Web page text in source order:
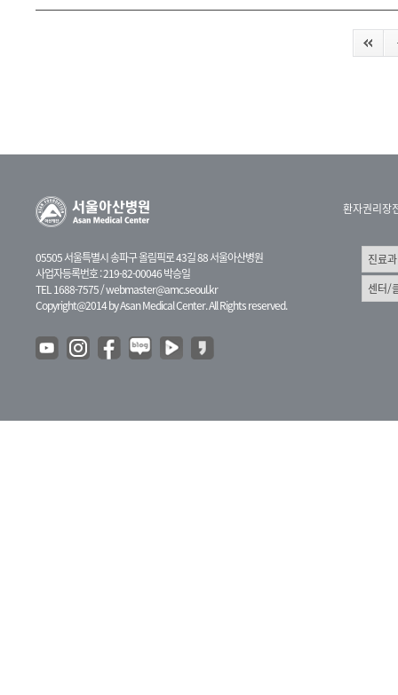
05505 서울특별시 송파구 올림픽로 43길 88 서울아산병원
사업자등록번호 : 219-82-00046 박승일
TEL 1688-7575 /webmaster@amc.seoul.kr
Copyright@2014 by Asan Medical Center. All Rights reserved.
환자권리장